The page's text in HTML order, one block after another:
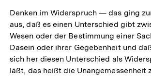
Denken im Widerspruch — das ging
aus, daß es einen Unterschied gibt
Wesen oder der Bestimmung einer
Dasein oder ihrer Gegebenheit und
sich her diesen Unterschied als
läßt, das heißt die Unangemessenheit